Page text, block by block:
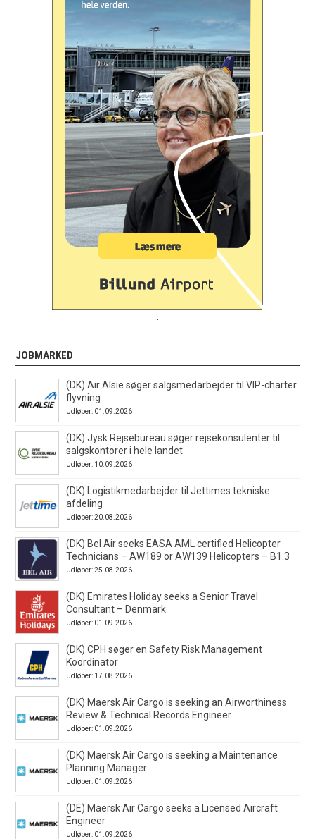
JOBMARKED
(DK) Air Alsie søger salgsmedarbejder til VIP-charter
flyvning
Udløber: 01.09.2026
(DK) Jysk Rejsebureau søger rejsekonsulenter til
salgskontorer i hele landet
Udløber: 10.09.2026
(DK) Logistikmedarbejder til Jettimes tekniske
afdeling
Udløber: 20.08.2026
(DK) Bel Air seeks EASA AML certified Helicopter
Technicians – AW189 or AW139 Helicopters – B1.3
Udløber: 25.08.2026
(DK) Emirates Holiday seeks a Senior Travel
Consultant – Denmark
Udløber: 01.09.2026
(DK) CPH søger en Safety Risk Management
Koordinator
Udløber: 17.08.2026
(DK) Maersk Air Cargo is seeking an Airworthiness
Review & Technical Records Engineer
Udløber: 01.09.2026
(DK) Maersk Air Cargo is seeking a Maintenance
Planning Manager
Udløber: 01.09.2026
(DE) Maersk Air Cargo seeks a Licensed Aircraft
Engineer
Udløber: 01.09.2026